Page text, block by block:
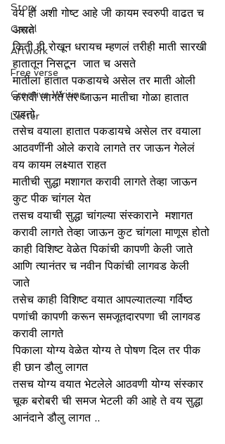
Story
Gazal
Artwork
Free verse
Creative Writing
Letter
वय ही अशी गोष्ट आहे जी कायम स्वरुपी वाढत च
असते
किती ही रोखून धरायच म्हणलं तरीही माती सारखी
हातातून निसटून  जात च असते
मातीला हातात पकडायचे असेल तर माती ओली
करावी लागते तर जाऊन मातीचा गोळा हातात
राहतो
तसेच वयाला हातात पकडायचे असेल तर वयाला
आठवणींनी ओले करावे लागते तर जाऊन गेलेलं
वय कायम लक्ष्यात राहत
मातीची सुद्धा मशागत करावी लागते तेव्हा जाऊन
कुट पीक चांगल येत
तसच वयाची सुद्धा चांगल्या संस्काराने  मशागत
करावी लागते तेव्हा जाऊन कुट चांगला माणूस होतो
काही विशिष्ट वेळेत पिकांची कापणी केली जाते
आणि त्यानंतर च नवीन पिकांची लागवड केली
जाते
तसेच काही विशिष्ट वयात आपल्यातल्या गर्विष्ठ
पणांची कापणी करून समजूतदारपणा ची लागवड
करावी लागते
पिकाला योग्य वेळेत योग्य ते पोषण दिल तर पीक
ही छान डौलु लागत
तसच योग्य वयात भेटलेले आठवणी योग्य संस्कार
चूक बरोबरी ची समज भेटली की आहे ते वय सुद्धा
आनंदाने डौलु लागत ..